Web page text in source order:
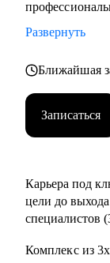
Развернуть
Ближайшая
Записаться
Карьера под
цели до
специалистов
Комплекс из